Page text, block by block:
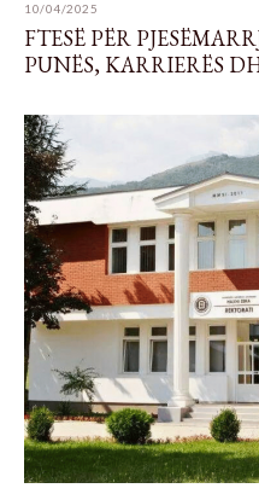
10/04/2025
FTESË PËR
PUNËS, KARRIERËS